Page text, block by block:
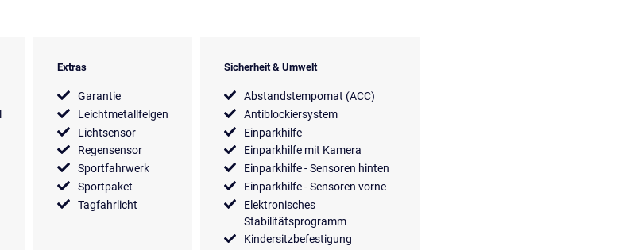
Extras
Garantie
Leichtmetallfelgen
Lichtsensor
Regensensor
Sportfahrwerk
Sportpaket
Tagfahrlicht
Sicherheit & Umwelt
Abstandstempomat (ACC)
Antiblockiersystem
Einparkhilfe
Einparkhilfe mit Kamera
Einparkhilfe - Sensoren hinten
Einparkhilfe - Sensoren vorne
Elektronisches
Stabilitätsprogramm
Kindersitzbefestigung